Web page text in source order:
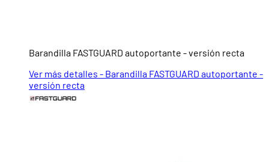
Barandilla FASTGUARD autoportante - versión recta
Ver más detalles - Barandilla FASTGUARD autoportante -
versión recta